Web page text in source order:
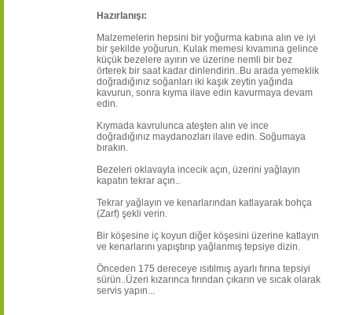
Hazırlanışı:
Malzemelerin hepsini bir yoğurma kabına alın ve iyi
bir şekilde yoğurun. Kulak memesi kıvamına gelince
küçük bezelere ayırın ve üzerine nemli bir bez
örterek bir saat kadar dinlendirin..Bu arada yemeklik
doğradığınız soğanları iki kaşık zeytin yağında
kavurun, sonra kıyma ilave edin kavurmaya devam
edin.
Kıymada kavrulunca ateşten alın ve ince
doğradığınız maydanozları ilave edin. Soğumaya
bırakın.
Bezeleri oklavayla incecik açın, üzerini yağlayın
kapatın tekrar açın..
Tekrar yağlayın ve kenarlarından katlayarak bohça
(Zarf) şekli verin.
Bir köşesine iç koyun diğer köşesini üzerine katlayın
ve kenarlarını yapıştırıp yağlanmış tepsiye dizin.
Önceden 175 dereceye ısıtılmış ayarlı fırına tepsiyi
sürün..Üzeri kızarınca fırından çıkarın ve sıcak olarak
servis yapın...